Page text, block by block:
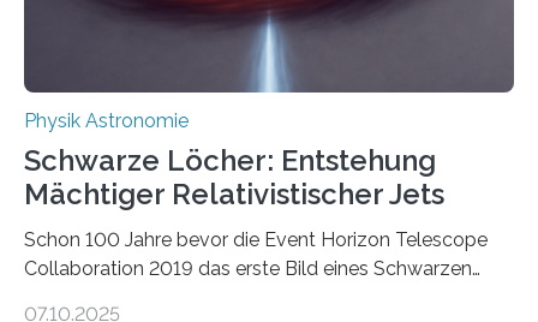
ausgedrückt, Wärme in Bewegung. In
quantenmechanischen Experimenten ist es in den…
Physik Astronomie
Schwarze Löcher: Entstehung
Mächtiger Relativistischer Jets
Schon 100 Jahre bevor die Event Horizon Telescope
Collaboration 2019 das erste Bild eines Schwarzen
07.10.2025